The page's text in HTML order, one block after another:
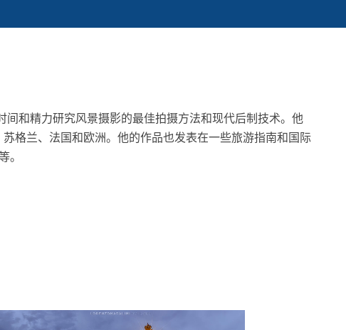
和精力研究风景摄影的最佳拍摄方法和现代后制技术。他
格兰、法国和欧洲。他的作品也发表在一些旅游指南和国际
。